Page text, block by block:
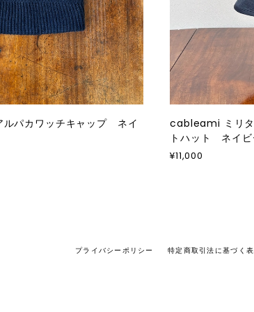
パカワッチキャップ ネイ
cableami ミリ
トハット ネイビ
¥11,000
プライバシーポリシー 特定商取引法に基づく